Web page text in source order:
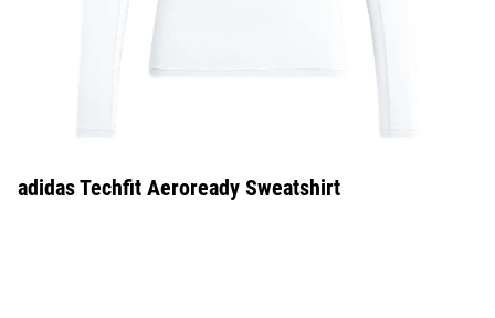
adidas Techfit Aeroready Sweatshirt